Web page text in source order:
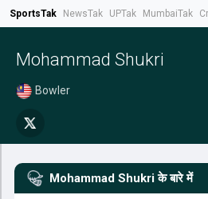
SportsTak NewsTak UPTak MumbaiTak
Mohammad Shukri
Bowler
Mohammad Shukri के बारे में